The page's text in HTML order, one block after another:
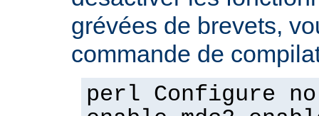
grévées de brevets,
commande de
perl Configure